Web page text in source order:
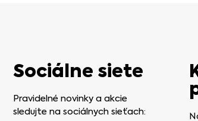
Sociálne siete
Pravidelné novinky a akcie
sledujte na sociálnych sieťach: